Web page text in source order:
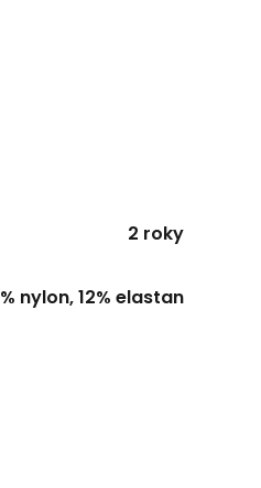
2 roky
nylon, 12% elastan